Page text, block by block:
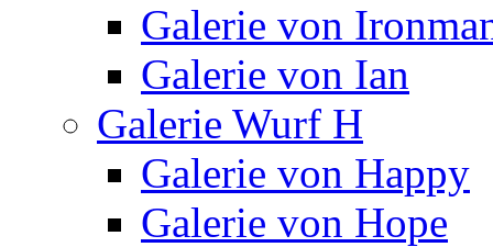
Galerie von
Galerie von Ian
Galerie Wurf H
Galerie von Happy
Galerie von Hope